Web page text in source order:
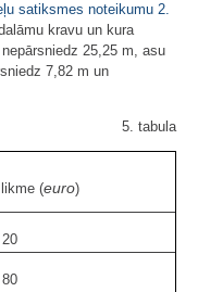
satiksmes noteikumu 2.
kravu un kura
25,25 m, asu
7,82 m un
5. tabula
(euro)
20
80